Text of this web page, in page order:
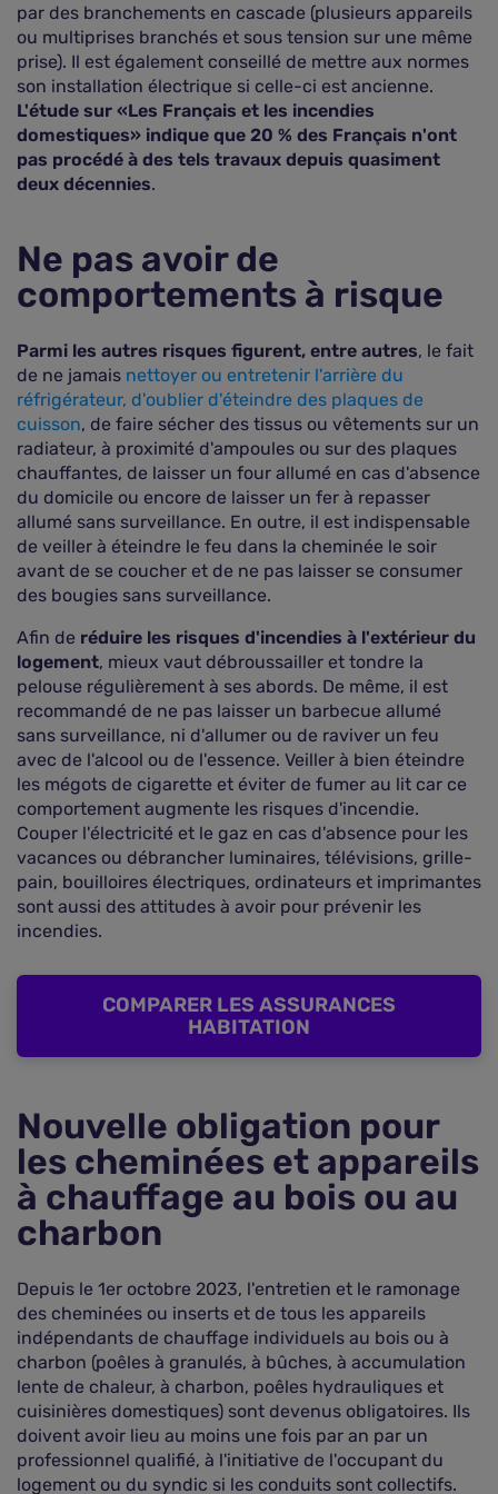
par des branchements en cascade (plusieurs appareils
ou multiprises branchés et sous tension sur une même
prise). Il est également conseillé de mettre aux normes
son installation électrique si celle-ci est ancienne.
L'étude sur «Les Français et les incendies
domestiques» indique que 20 % des Français n'ont
pas procédé à des tels travaux depuis quasiment
deux décennies.
Ne pas avoir de
comportements à risque
Parmi les autres risques figurent, entre autres, le fait
de ne jamais nettoyer ou entretenir l'arrière du
réfrigérateur, d'oublier d'éteindre des plaques de
cuisson, de faire sécher des tissus ou vêtements sur un
radiateur, à proximité d'ampoules ou sur des plaques
chauffantes, de laisser un four allumé en cas d'absence
du domicile ou encore de laisser un fer à repasser
allumé sans surveillance. En outre, il est indispensable
de veiller à éteindre le feu dans la cheminée le soir
avant de se coucher et de ne pas laisser se consumer
des bougies sans surveillance.
Afin de réduire les risques d'incendies à l'extérieur du
logement, mieux vaut débroussailler et tondre la
pelouse régulièrement à ses abords. De même, il est
recommandé de ne pas laisser un barbecue allumé
sans surveillance, ni d'allumer ou de raviver un feu
avec de l'alcool ou de l'essence. Veiller à bien éteindre
les mégots de cigarette et éviter de fumer au lit car ce
comportement augmente les risques d'incendie.
Couper l'électricité et le gaz en cas d'absence pour les
vacances ou débrancher luminaires, télévisions, grille-
pain, bouilloires électriques, ordinateurs et imprimantes
sont aussi des attitudes à avoir pour prévenir les
incendies.
COMPARER LES ASSURANCES
HABITATION
Nouvelle obligation pour
les cheminées et appareils
à chauffage au bois ou au
charbon
Depuis le 1er octobre 2023, l'entretien et le ramonage
des cheminées ou inserts et de tous les appareils
indépendants de chauffage individuels au bois ou à
charbon (poêles à granulés, à bûches, à accumulation
lente de chaleur, à charbon, poêles hydrauliques et
cuisinières domestiques) sont devenus obligatoires. Ils
doivent avoir lieu au moins une fois par an par un
professionnel qualifié, à l'initiative de l'occupant du
logement ou du syndic si les conduits sont collectifs.